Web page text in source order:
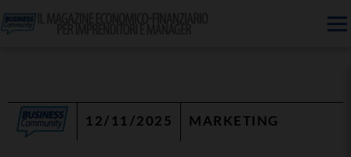
12/11/2025 MARKETING